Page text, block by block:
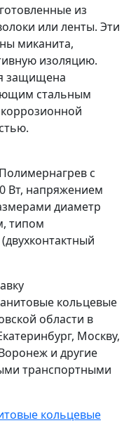
из
или ленты. Эти
миканита,
изоляцию.
защищена
стальным
с
Вт, напряжением
диаметр
типом
кольцевые
области в
Москву,
и другие
транспортными
кольцевые